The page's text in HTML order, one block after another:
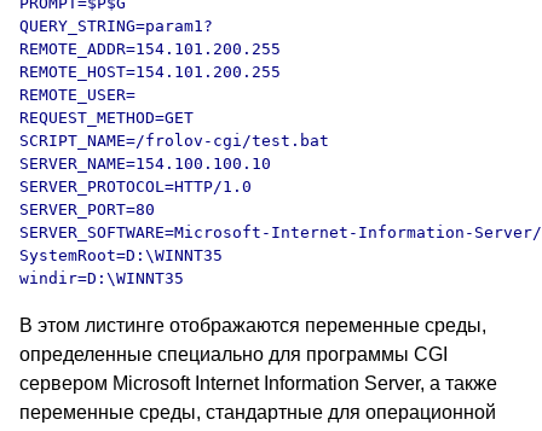
QUERY_STRING=param1?
REMOTE_ADDR=154.101.200.255
REMOTE_HOST=154.101.200.255
REMOTE_USER=
REQUEST_METHOD=GET
SCRIPT_NAME=/frolov-cgi/test.bat
SERVER_NAME=154.100.100.10
SERVER_PROTOCOL=HTTP/1.0
SERVER_PORT=80
SERVER_SOFTWARE=Microsoft-Internet-Information-
SystemRoot=D:\WINNT35
В этом листинге отображаются переменные среды,
определенные специально для программы CGI
сервером Microsoft Internet Information Server, а также
переменные среды, стандартные для операционной